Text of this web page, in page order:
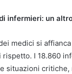
infermieri: un
medici si
I 18.860
situazioni critiche,